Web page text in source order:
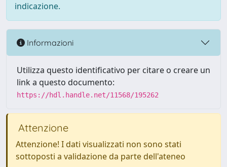
indicazione.
Informazioni
Utilizza questo identificativo per citare o creare un
link a questo documento:
https://hdl.handle.net/11568/195262
Attenzione
Attenzione! I dati visualizzati non sono stati
sottoposti a validazione da parte dell'ateneo